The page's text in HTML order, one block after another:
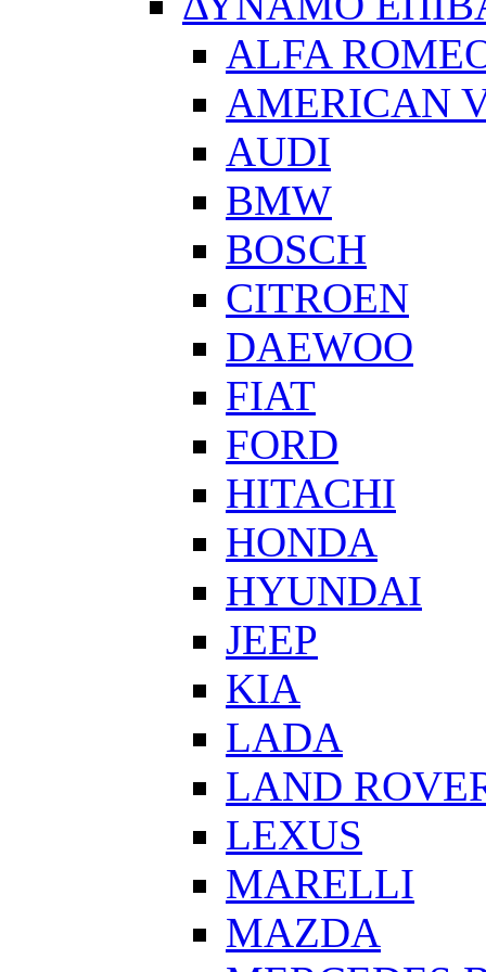
ALFA
AMERICAN
AUDI
BMW
BOSCH
CITROEN
DAEWOO
FIAT
FORD
HITACHI
HONDA
HYUNDAI
JEEP
KIA
LADA
LAND
LEXUS
MARELLI
MAZDA